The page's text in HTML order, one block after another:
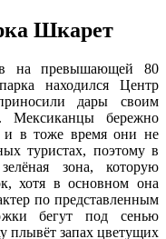
Шкарет
на превышающей 80
находился Центр
дары своим
Мексиканцы бережно
и в тоже время они не
туристах, поэтому в
зона, которую
хотя в основном она
по представленным
бегут под сенью
плывёт запах цветущих